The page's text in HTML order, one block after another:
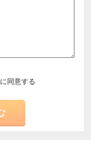
に同意する